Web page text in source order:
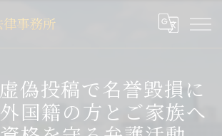
偽投稿で名誉毀損に
国籍の方とご家族へ